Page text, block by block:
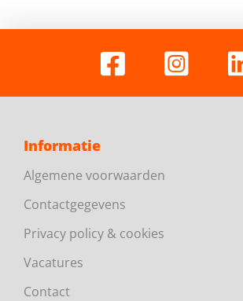
Informatie
Algemene voorwaarden
Contactgegevens
Privacy policy & cookies
Vacatures
Contact